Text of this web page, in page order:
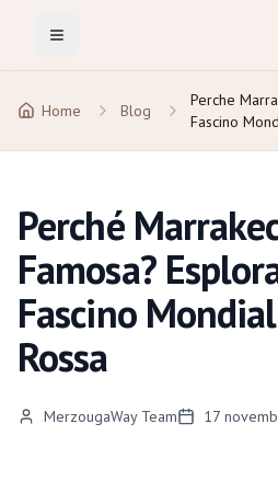
Toggle Menu
Home Blog
Perche
Fascino
Perché
Famosa?
Fascino
Rossa
MerzougaWay Team 17